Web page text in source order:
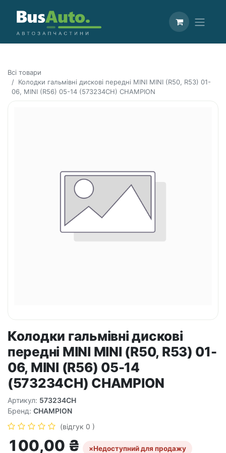
Всі товари
Колодки гальмівні дискові передні MINI MINI (R50, R53) 01-
06, MINI (R56) 05-14 (573234CH) CHAMPION
Колодки гальмівні дискові
передні MINI MINI (R50, R53) 01-
06, MINI (R56) 05-14
(573234CH) CHAMPION
Артикул: 573234CH
Бренд: CHAMPION
(відгук 0 )
100,00 ₴ ×Недоступний для продажу